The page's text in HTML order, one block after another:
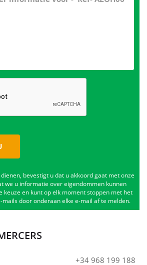
bevestigt u dat u akkoord gaat met onze
we u informatie over eigendommen kunnen
keuze en kunt op elk moment stoppen met het
mails door onderaan elke e-mail af te melden.
+34 968 199 188